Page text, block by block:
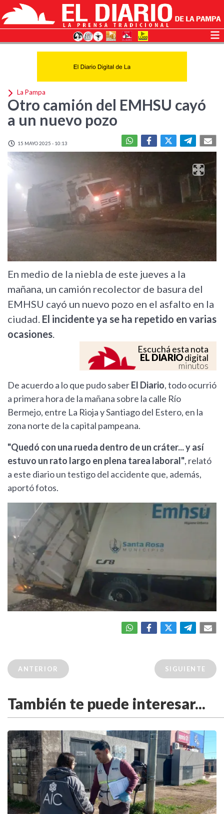
La Pampa
Otro camión del EMHSU cayó
a un nuevo pozo
15 MAYO 2025 - 10:13
En medio de la niebla de este jueves a la
mañana, un camión recolector de basura del
EMHSU cayó un nuevo pozo en el asfalto en la
ciudad. El incidente ya se ha repetido en varias
ocasiones.
Escuchá esta nota
EL DIARIOdigital
minutos
De acuerdo a lo que pudo saberEl Diario, todo ocurrió
a primera hora de la mañana sobre la calle Río
Bermejo, entre La Rioja y Santiago del Estero, en la
zona norte de la capital pampeana.
"Quedó con una rueda dentro de un cráter... y así
estuvo un rato largo en plena tarea laboral", relató
a este diario un testigo del accidente que, además,
aportó fotos.
ANTERIOR SIGUIENTE
También te puede interesar...